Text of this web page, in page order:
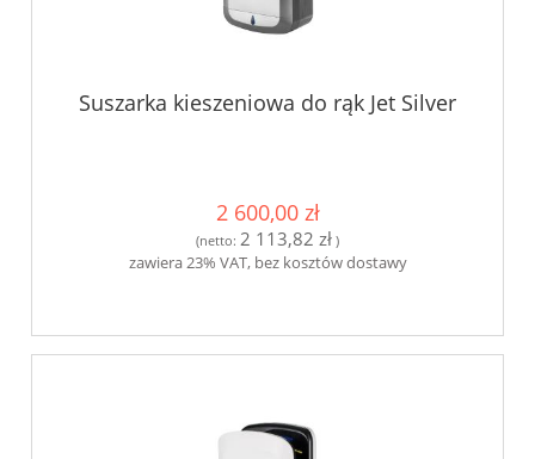
Suszarka kieszeniowa do rąk Jet Silver
2 600,00 zł
(netto: 2 113,82 zł )
zawiera 23% VAT, bez kosztów dostawy